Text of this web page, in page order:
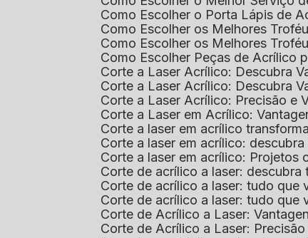
Como Escolher o Porta Lápis de
Como Escolher os Melhores
Como Escolher os Melhores
Como Escolher Peças de Acrílico
Corte a Laser Acrílico: Descubra
Corte a Laser Acrílico: Descubra
Corte a Laser Acrílico: Precisão e
Corte a Laser em Acrílico:
Corte a laser em acrílico
Corte a laser em acrílico:
Corte a laser em acrílico:
Corte de acrílico a laser:
Corte de acrílico a laser: tudo
Corte de acrílico a laser: tudo
Corte de Acrílico a Laser:
Corte de Acrílico a Laser: